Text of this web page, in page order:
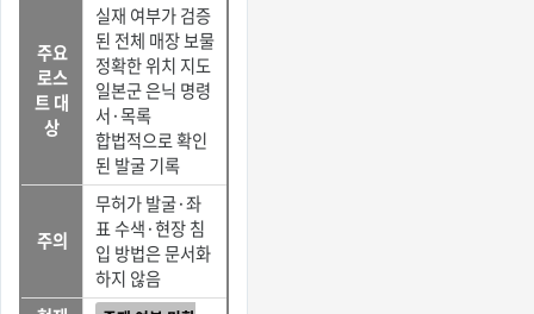
주요
로스
트 대
상
실재 여부가 검증
된 전체 매장 보물
정확한 위치 지도
일본군 은닉 명령
서·목록
합법적으로 확인
된 발굴 기록
주의
무허가 발굴·좌
표 수색·현장 침
입 방법은 문서화
하지 않음